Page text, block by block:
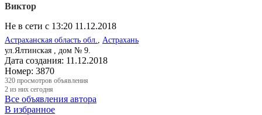
Виктор
Не в сети с 13:20 11.12.2018
Астраханская область обл.
Астрахань
ул.Ялтинская , дом № 9.
Дата создания: 11.12.2018
Номер: 3870
320 просмотров объявления
2 из них сегодня
Все объявления автора
В избранное